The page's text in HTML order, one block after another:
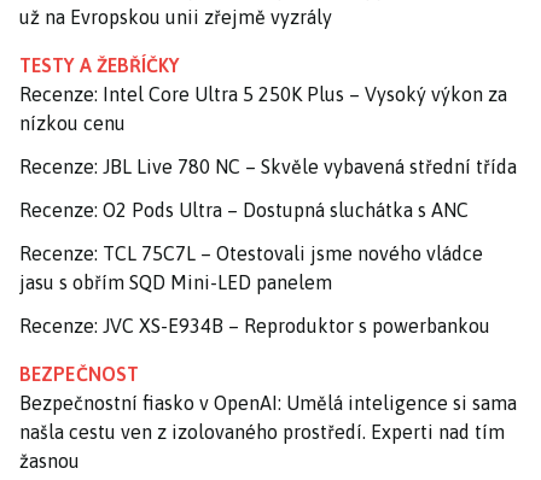
už na Evropskou unii zřejmě vyzrály
TESTY A ŽEBŘÍČKY
Recenze: Intel Core Ultra 5 250K Plus – Vysoký výkon za
nízkou cenu
Recenze: JBL Live 780 NC – Skvěle vybavená střední třída
Recenze: O2 Pods Ultra – Dostupná sluchátka s ANC
Recenze: TCL 75C7L – Otestovali jsme nového vládce
jasu s obřím SQD Mini-LED panelem
Recenze: JVC XS-E934B – Reproduktor s powerbankou
BEZPEČNOST
Bezpečnostní fiasko v OpenAI: Umělá inteligence si sama
našla cestu ven z izolovaného prostředí. Experti nad tím
žasnou